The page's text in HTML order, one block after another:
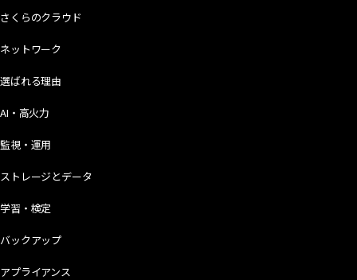
さくらのクラウド
ネットワーク
選ばれる理由
AI・高火力
監視・運用
ストレージとデータ
学習・検定
バックアップ
アプライアンス